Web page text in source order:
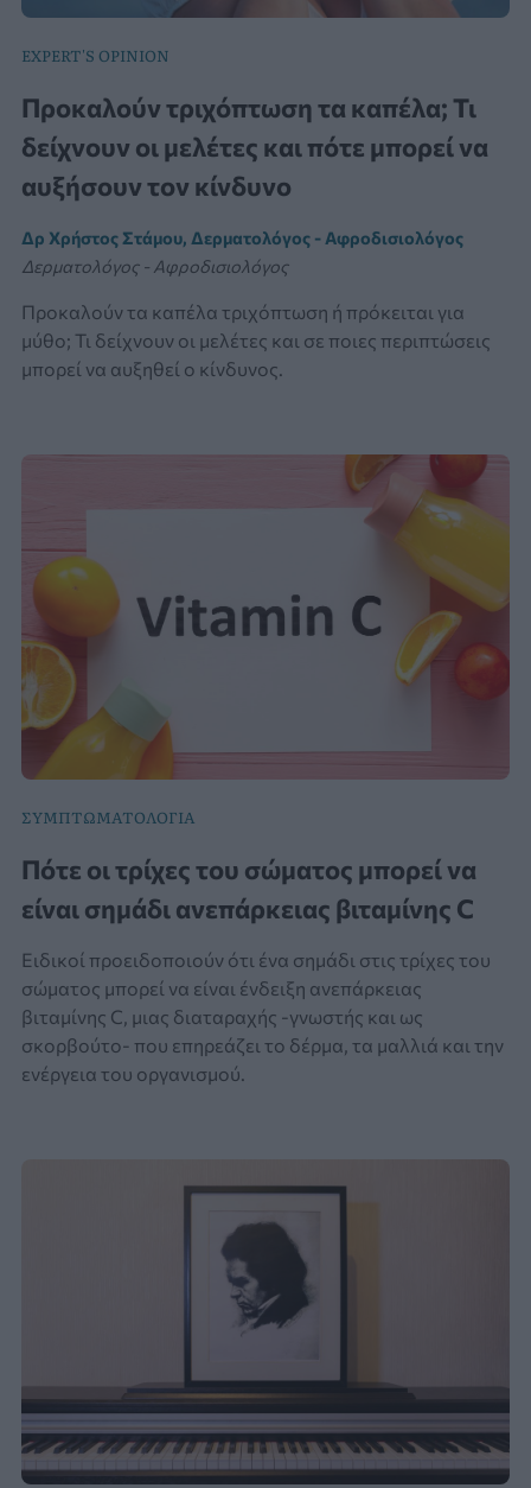
EXPERT'S OPINION
Προκαλούν τριχόπτωση τα καπέλα; Τι
δείχνουν οι μελέτες και πότε μπορεί να
αυξήσουν τον κίνδυνο
Δρ Χρήστος Στάμου, Δερματολόγος - Αφροδισιολόγος
Δερματολόγος - Αφροδισιολόγος
Προκαλούν τα καπέλα τριχόπτωση ή πρόκειται για
μύθο; Τι δείχνουν οι μελέτες και σε ποιες περιπτώσεις
μπορεί να αυξηθεί ο κίνδυνος.
ΣΥΜΠΤΩΜΑΤΟΛΟΓΙΑ
Πότε οι τρίχες του σώματος μπορεί να
είναι σημάδι ανεπάρκειας βιταμίνης C
Ειδικοί προειδοποιούν ότι ένα σημάδι στις τρίχες του
σώματος μπορεί να είναι ένδειξη ανεπάρκειας
βιταμίνης C, μιας διαταραχής -γνωστής και ως
σκορβούτο- που επηρεάζει το δέρμα, τα μαλλιά και την
ενέργεια του οργανισμού.